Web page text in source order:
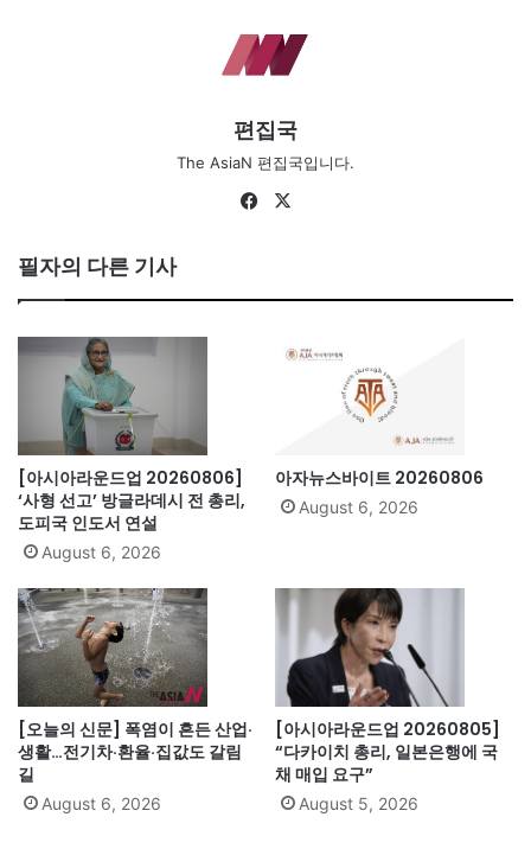
편집국
The AsiaN 편집국입니다.
Fa
필자의 다른 기사
[아시아라운드업 20260806]
‘사형 선고’ 방글라데시 전 총리,
도피국 인도서 연설
August 6, 2026
아자뉴스바이트 20260806
August 6, 2026
[오늘의 신문] 폭염이 흔든 산업·
생활…전기차·환율·집값도 갈림
길
August 6, 2026
[아시아라운드업 20260805]
“다카이치 총리, 일본은행에 국
채 매입 요구”
August 5, 2026